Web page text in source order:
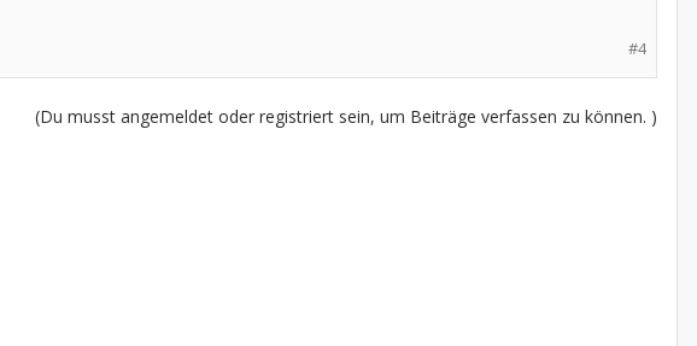
#4
(Du musst angemeldet oder registriert sein, um Beiträge verfassen zu können. )